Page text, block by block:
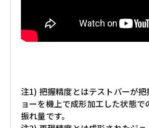
注1) 把握精度とはテストバーが
ョーを機上で成形加工した状態で
振れ量です。